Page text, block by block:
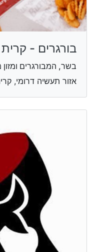
בורגרים -
בשר, המבורגרים ומזון
אזור תעשיה דרומי,